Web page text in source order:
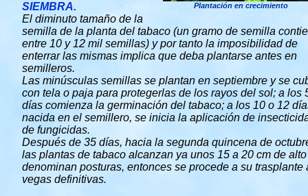
Plantación en crecimiento
SIEMBRA.
El diminuto tamaño de la
semilla de la planta del tabaco (un gramo de semilla
entre 10 y 12 mil semillas) y por tanto la imposibilidad de
enterrar las mismas implica que deba plantarse antes en
semilleros.
Las minúsculas semillas se plantan en septiembre y se
con tela o paja para protegerlas de los rayos del sol; a los
días comienza la germinación del tabaco; a los 10 o 12
nacida en el semillero, se inicia la aplicación de
de fungicidas.
Después de 35 días, hacia la segunda quincena de
las plantas de tabaco alcanzan ya unos 15 a 20 cm de
denominan posturas, entonces se procede a su trasplante
vegas definitivas.